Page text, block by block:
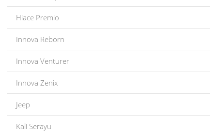
Hiace Premio
Innova Reborn
Innova Venturer
Innova Zenix
Jeep
Kali Serayu